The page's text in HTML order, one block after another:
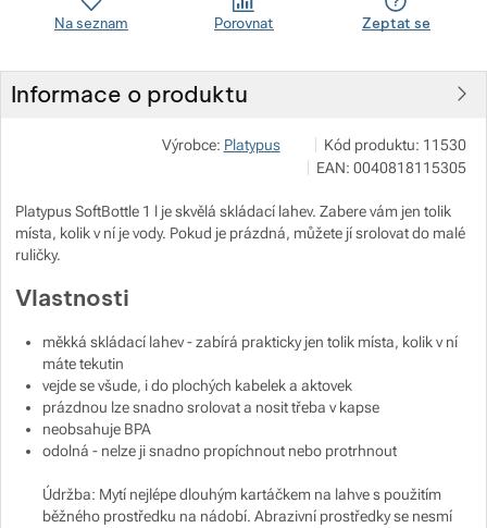
Na seznam Porovnat Zeptat se
Informace o produktu
Výrobce: Platypus Zobrazit více
VERTONE s.r.o.
Podhorská 240/168 466
info@vertone.cz
Kód produktu: 11530
EAN: 0040818115305
Platypus SoftBottle 1 l je skvělá skládací lahev. Zabere vám jen tolik
místa, kolik v ní je vody. Pokud je prázdná, můžete jí srolovat do malé
ruličky.
Vlastnosti
měkká skládací lahev - zabírá prakticky jen tolik místa, kolik v ní
máte tekutin
vejde se všude, i do plochých kabelek a aktovek
prázdnou lze snadno srolovat a nosit třeba v kapse
neobsahuje BPA
odolná - nelze ji snadno propíchnout nebo protrhnout
Údržba: Mytí nejlépe dlouhým kartáčkem na lahve s použitím
běžného prostředku na nádobí. Abrazivní prostředky se nesmí
Zobrazit více
Zobrazit více
Zobrazit více
Zobrazit více
Zobrazit více
Zobrazit více
Zobrazit více